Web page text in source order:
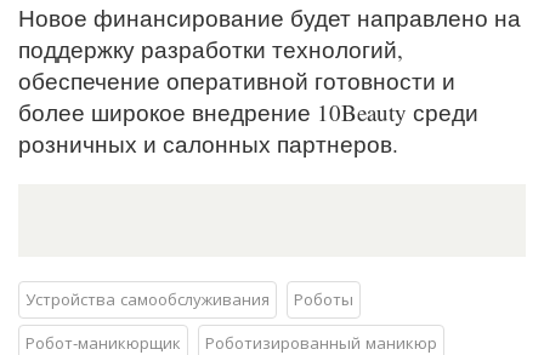
Новое финансирование будет направлено на
поддержку разработки технологий,
обеспечение оперативной готовности и
более широкое внедрение 10Beauty среди
розничных и салонных партнеров.
Устройства самообслуживания
Роботы
Робот-маникюрщик
Роботизированный маникюр